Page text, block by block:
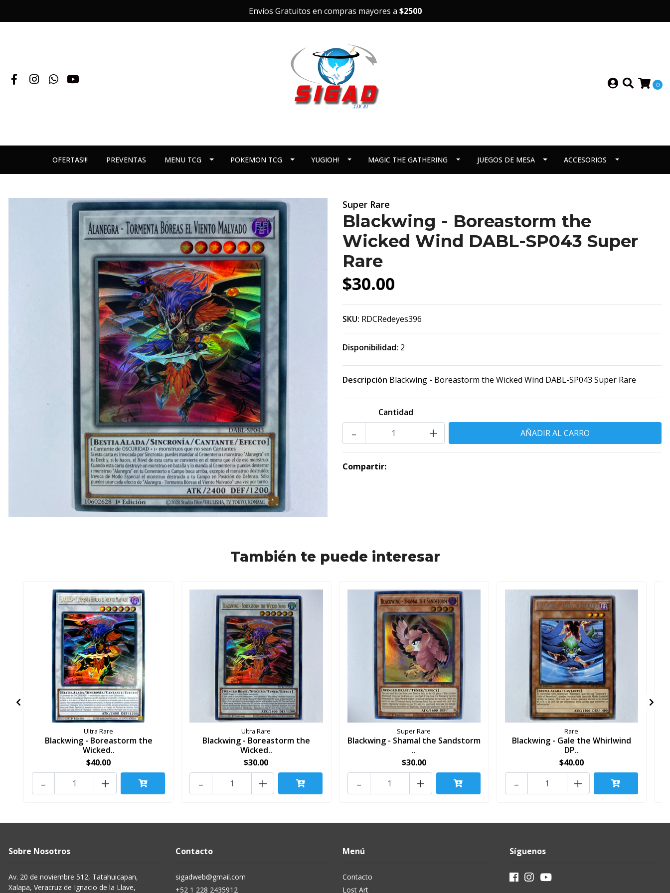
Envíos Gratuitos en compras mayores a $2500
0
OFERTAS!!! PREVENTAS MENU TCG POKEMON TCG YUGIOH! MAGIC THE GATHERING JUEGOS DE MESA ACCESORIOS
Super Rare
Blackwing - Boreastorm the
Wicked Wind DABL-SP043 Super
Rare
$30.00
SKU: RDCRedeyes396
Disponibilidad: 2
Descripción Blackwing - Boreastorm the Wicked Wind DABL-SP043 Super Rare
Cantidad
+
-
Compartir:
También te puede interesar
Ultra Rare
Blackwing - Boreastorm the
Wicked..
$40.00
+
-
Ultra Rare
Blackwing - Boreastorm the
Wicked..
$30.00
+
-
Super Rare
Blackwing - Shamal the Sandstorm
..
$30.00
+
-
Rare
Blackwing - Gale the Whirlwind
DP..
$40.00
+
-
Sobre Nosotros
Av. 20 de noviembre 512, Tatahuicapan,
Xalapa, Veracruz de Ignacio de la Llave,
Contacto
sigadweb@gmail.com
+52 1 228 2435912
Menú
Contacto
Lost Art
Síguenos